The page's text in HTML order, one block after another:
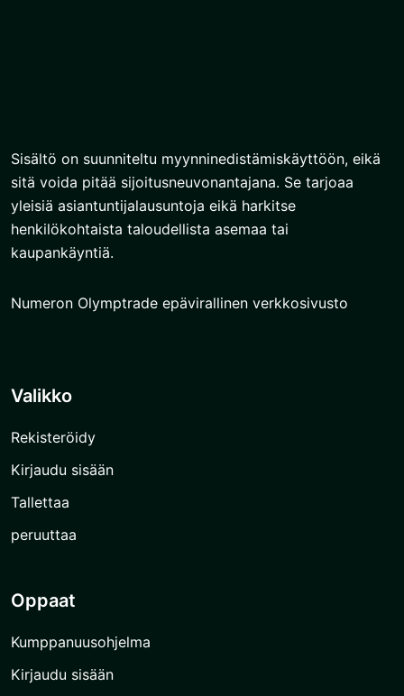
Sisältö on suunniteltu myynninedistämiskäyttöön, eikä
sitä voida pitää sijoitusneuvonantajana. Se tarjoaa
yleisiä asiantuntijalausuntoja eikä harkitse
henkilökohtaista taloudellista asemaa tai
kaupankäyntiä.
Numeron Olymptrade epävirallinen verkkosivusto
Valikko
Rekisteröidy
Kirjaudu sisään
Tallettaa
peruuttaa
Oppaat
Kumppanuusohjelma
Kirjaudu sisään